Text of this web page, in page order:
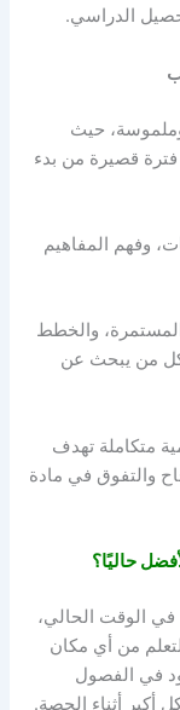
الدراسي.
وملموسة، حيث
قصيرة من بدء
وفهم المفاهيم
المستمرة، والخطط
لكل من يبحث عن
متكاملة تهدف
والتفوق في مادة
حاليًا؟
في الوقت الحالي،
من أي مكان
في الفصول
أكبر أثناء الحصة.